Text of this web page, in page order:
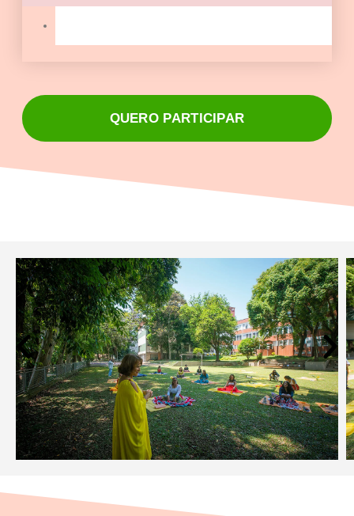
QUERO PARTICIPAR